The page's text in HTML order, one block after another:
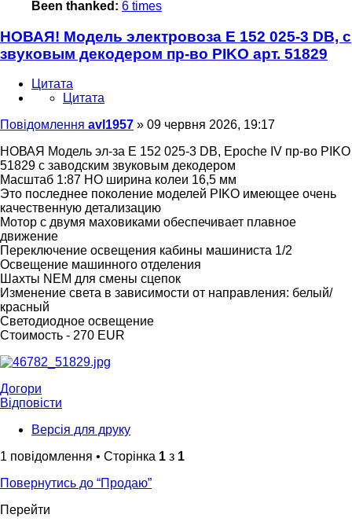
Been thanked: 6 times
НОВАЯ! Модель электровоза Е 152 025-3 DB, с
звуковым декодером пр-во PIKO арт. 51829
Цитата
Цитата
Повідомлення avl1957 » 09 червня 2026, 19:17
НОВАЯ Модель эл-за Е 152 025-3 DB, Epoche IV пр-во PIKO
51829 с заводским звуковым декодером
Масштаб 1:87 НО ширина колеи 16,5 мм
Это последнее поколение моделей PIKO имеющее очень
качественную детализацию
Мотор с двумя маховиками обеспечивает плавное
движение
Переключение освещения кабины машиниста 1/2
Освещение машинного отделения
Шахты NEM для смены сцепок
Изменение света в зависимости от направления: белый/
красный
Светодиодное освещение
Стоимость - 270 EUR
Догори
Відповісти
Версія для друку
1 повідомлення • Сторінка 1 з 1
Повернутись до “Продаю”
Перейти